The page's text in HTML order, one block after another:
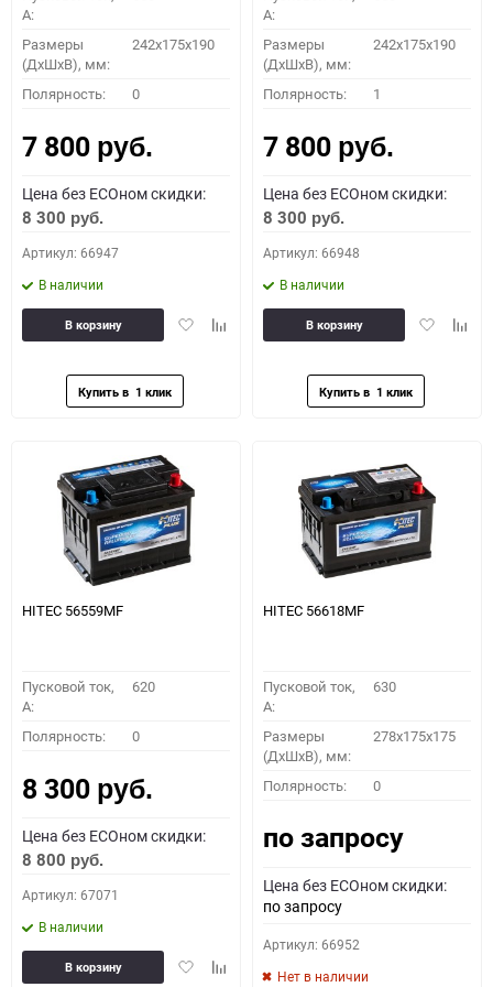
A:
Размеры
(ДхШхВ), мм:
242x175x190
Полярность: 0
7 800 руб.
Цена без ECOном скидки:
8 300 руб.
Артикул: 66947
В наличии
ДобавитьДобавить
В корзину
A:
Размеры
(ДхШхВ), мм:
242x175x190
Полярность: 1
7 800 руб.
Цена без ECOном скидки:
8 300 руб.
Артикул: 66948
В наличии
Добавить
В корзину
HITEC 56559MF
Пусковой ток,
A:
620
Полярность: 0
8 300 руб.
Цена без ECOном скидки:
8 800 руб.
Артикул: 67071
В наличии
ДобавитьДобавить
В корзину
HITEC 56618MF
Пусковой ток,
A:
630
Размеры
(ДхШхВ), мм:
278x175x175
Полярность: 0
по запросу
Цена без ECOном скидки:
по запросу
Артикул: 66952
Нет в наличии